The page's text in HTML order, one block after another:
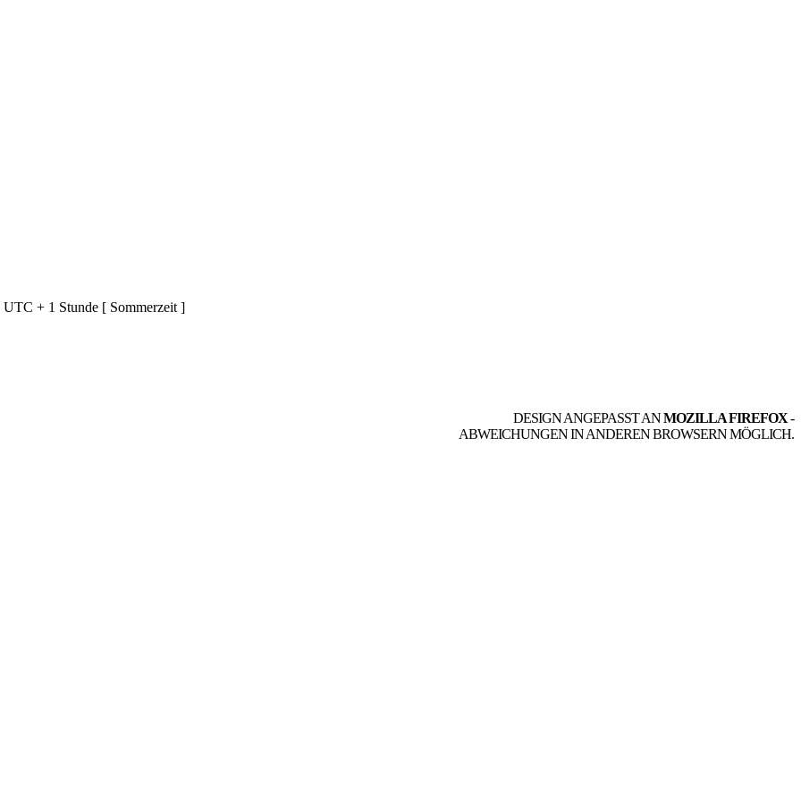
+ 1 Stunde [ Sommerzeit ]
DESIGN ANGEPASST ANMOZILLA FIREFOX-
ABWEICHUNGEN IN ANDEREN BROWSERN MÖGLICH.